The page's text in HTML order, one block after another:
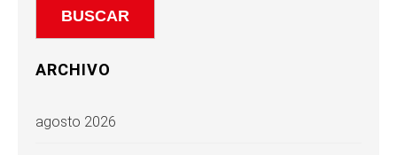
ARCHIVO
agosto 2026